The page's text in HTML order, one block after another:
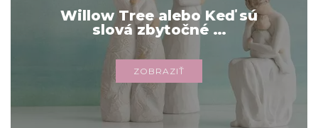
Willow Tree alebo Keď sú
slová zbytočné …
ZOBRAZIŤ